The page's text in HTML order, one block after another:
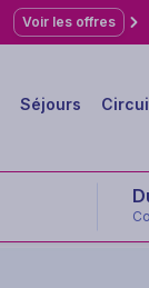
Voir les offres
Séjours